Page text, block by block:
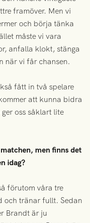
framöver. Men vi
och börja tänka
måste vi vara
anfalla klokt, stänga
när vi får chansen.
fått in två spelare
att kunna bidra
oss såklart lite
men finns det
idag?
förutom våra tre
och tränar fullt. Sedan
Brandt är ju